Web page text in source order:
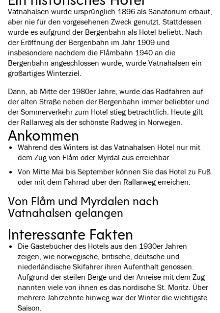
Vatnahalsen wurde ursprünglich 1896 als Sanatorium erbaut,
aber nie für den vorgesehenen Zweck genutzt. Stattdessen
wurde es aufgrund der Bergenbahn als Hotel beliebt. Nach
der Eröffnung der Bergenbahn im Jahr 1909 und
insbesondere nachdem die Flåmbahn 1940 an die
Bergenbahn angeschlossen wurde, wurde Vatnahalsen ein
großartiges Winterziel.
Dann, ab Mitte der 1980er Jahre, wurde das Radfahren auf
der alten Straße neben der Bergenbahn immer beliebter und
der Sommerverkehr zum Hotel stieg beträchtlich. Heute gilt
der Rallarweg als der schönste Radweg in Norwegen.
Ankommen
Während des Winters ist das Vatnahalsen Hotel nur mit
dem Zug von Flåm oder Myrdal aus erreichbar.
Von Mitte Mai bis September können Sie das Hotel zu Fuß
oder mit dem Fahrrad über den Rallarweg erreichen.
Von Flåm und Myrdalen nach
Vatnahalsen gelangen
Interessante Fakten
Die Gästebücher des Hotels aus den 1930er Jahren
zeigen, wie norwegische, britische, deutsche und
niederländische Skifahrer ihren Aufenthalt genossen.
Aufgrund der steilen Berge und der Anreise mit dem Zug
nannten viele von ihnen es das nordische St. Moritz. Über
mehrere Jahrzehnte hinweg war der Winter die wichtigste
Saison.